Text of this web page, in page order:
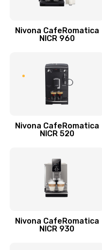
Nivona CafeRomatica
NICR 960
Nivona CafeRomatica
NICR 520
Nivona CafeRomatica
NICR 930